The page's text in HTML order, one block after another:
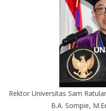
Rektor Universitas Sam
B.A. Sompie,